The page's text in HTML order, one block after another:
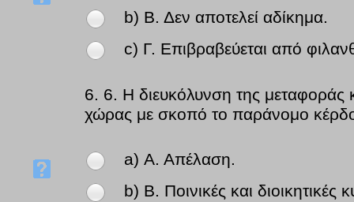
b) Β. Δεν αποτελεί αδίκημα.
c) Γ. Επιβραβεύεται από
6. 6. Η διευκόλυνση της
χώρας με σκοπό το παράνομο
a) Α. Απέλαση.
b) Β. Ποινικές και διοικητικές